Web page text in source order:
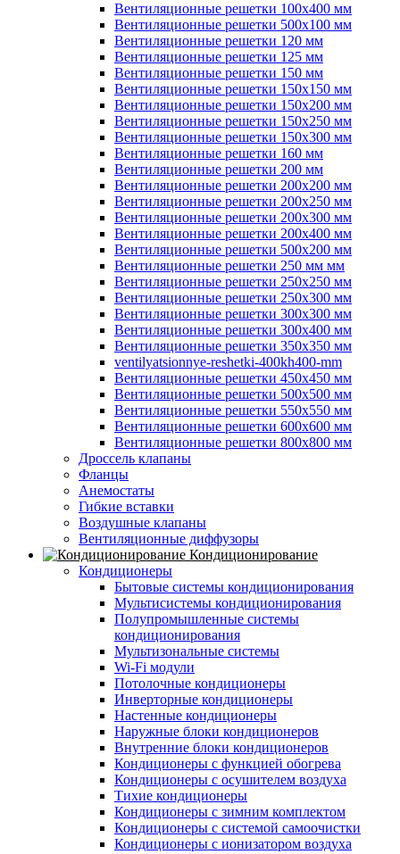
Вентиляционные решетки 100х400 мм
Вентиляционные решетки 500х100 мм
Вентиляционные решетки 120 мм
Вентиляционные решетки 125 мм
Вентиляционные решетки 150 мм
Вентиляционные решетки 150х150 мм
Вентиляционные решетки 150х200 мм
Вентиляционные решетки 150х250 мм
Вентиляционные решетки 150х300 мм
Вентиляционные решетки 160 мм
Вентиляционные решетки 200 мм
Вентиляционные решетки 200х200 мм
Вентиляционные решетки 200х250 мм
Вентиляционные решетки 200х300 мм
Вентиляционные решетки 200х400 мм
Вентиляционные решетки 500х200 мм
Вентиляционные решетки 250 мм мм
Вентиляционные решетки 250х250 мм
Вентиляционные решетки 250х300 мм
Вентиляционные решетки 300х300 мм
Вентиляционные решетки 300х400 мм
Вентиляционные решетки 350х350 мм
ventilyatsionnye-reshetki-400kh400-mm
Вентиляционные решетки 450х450 мм
Вентиляционные решетки 500х500 мм
Вентиляционные решетки 550х550 мм
Вентиляционные решетки 600х600 мм
Вентиляционные решетки 800х800 мм
Дроссель клапаны
Фланцы
Анемостаты
Гибкие вставки
Воздушные клапаны
Вентиляционные диффузоры
Кондиционирование
Кондиционеры
Бытовые системы кондиционирования
Мультисистемы кондиционирования
Полупромышленные системы
кондиционирования
Мультизональные системы
Wi-Fi модули
Потолочные кондиционеры
Инверторные кондиционеры
Настенные кондиционеры
Наружные блоки кондиционеров
Внутренние блоки кондиционеров
Кондиционеры с функцией обогрева
Кондиционеры с осушителем воздуха
Тихие кондиционеры
Кондиционеры с зимним комплектом
Кондиционеры с системой самоочистки
Кондиционеры с ионизатором воздуха